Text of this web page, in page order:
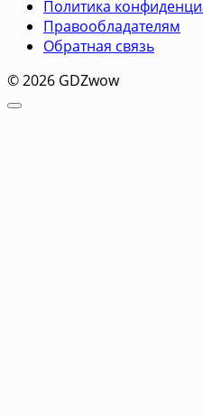
Политика
Правообладателям
Обратная связь
© 2026 GDZwow